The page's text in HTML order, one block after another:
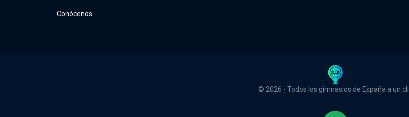
Conócenos
© 2026 - Todos los gimnasios de España a un